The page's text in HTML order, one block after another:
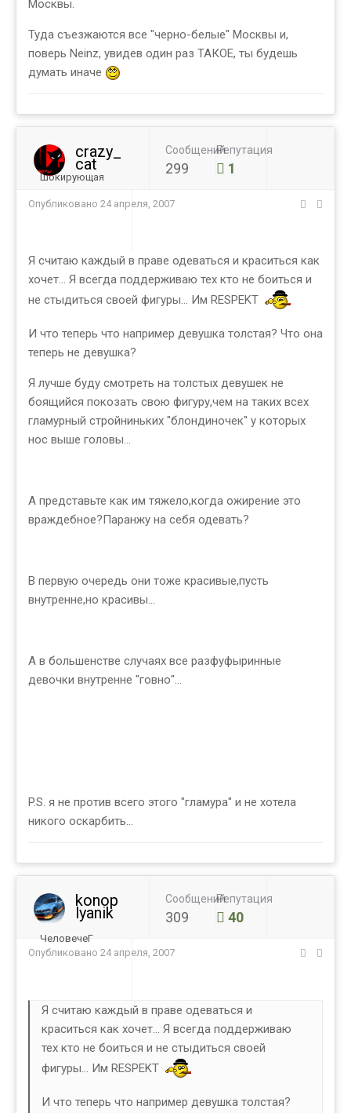
Москвы.
Туда съезжаются все "черно-белые" Москвы и,
поверь Neinz, увидев один раз ТАКОЕ, ты будешь
думать иначе
crazy_
cat
Шокирующая
Сообщений
299
Репутация
1
Опубликовано 24 апреля, 2007
Я считаю каждый в праве одеваться и краситься как
хочет... Я всегда поддерживаю тех кто не боиться и
не стыдиться своей фигуры... Им RESPEKT
И что теперь что например девушка толстая? Что она
теперь не девушка?
Я лучше буду смотреть на толстых девушек не
боящийся покозать свою фигуру,чем на таких всех
гламурный стройниньких "блондиночек" у которых
нос выше головы...
А представьте как им тяжело,когда ожирение это
враждебное?Паранжу на себя одевать?
В первую очередь они тоже красивые,пусть
внутренне,но красивы...
А в большенстве случаях все разфуфыринные
девочки внутренне "говно"...
P.S. я не против всего этого "гламура" и не хотела
никого оскарбить...
konop
lyanik
ЧеловечеГ
Сообщений
309
Репутация
40
Опубликовано 24 апреля, 2007
Я считаю каждый в праве одеваться и
краситься как хочет... Я всегда поддерживаю
тех кто не боиться и не стыдиться своей
фигуры... Им RESPEKT
И что теперь что например девушка толстая?